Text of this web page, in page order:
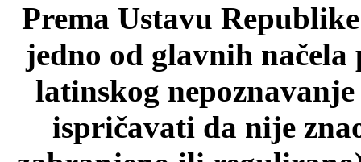
Prema Ustavu
jedno od glavnih
latinskog
ispričavati da nije